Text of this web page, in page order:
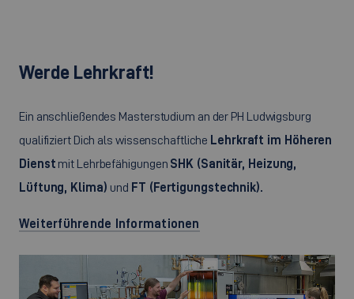
Werde Lehrkraft!
Ein anschließendes Masterstudium an der PH Ludwigsburg
qualifiziert Dich als wissenschaftliche Lehrkraft im Höheren
Dienst mit Lehrbefähigungen SHK (Sanitär, Heizung,
Lüftung, Klima) und FT (Fertigungstechnik).
Weiterführende Informationen